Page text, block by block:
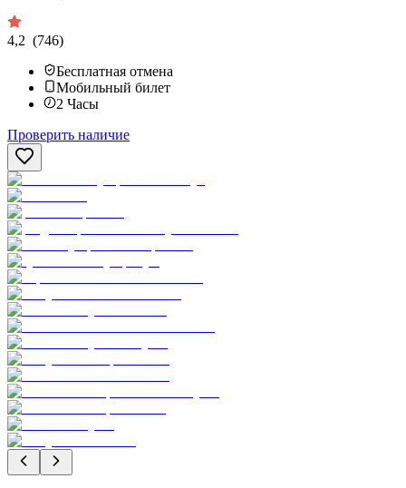
4,2 (746)
Бесплатная отмена
Мобильный билет
2 Часы
Проверить наличие